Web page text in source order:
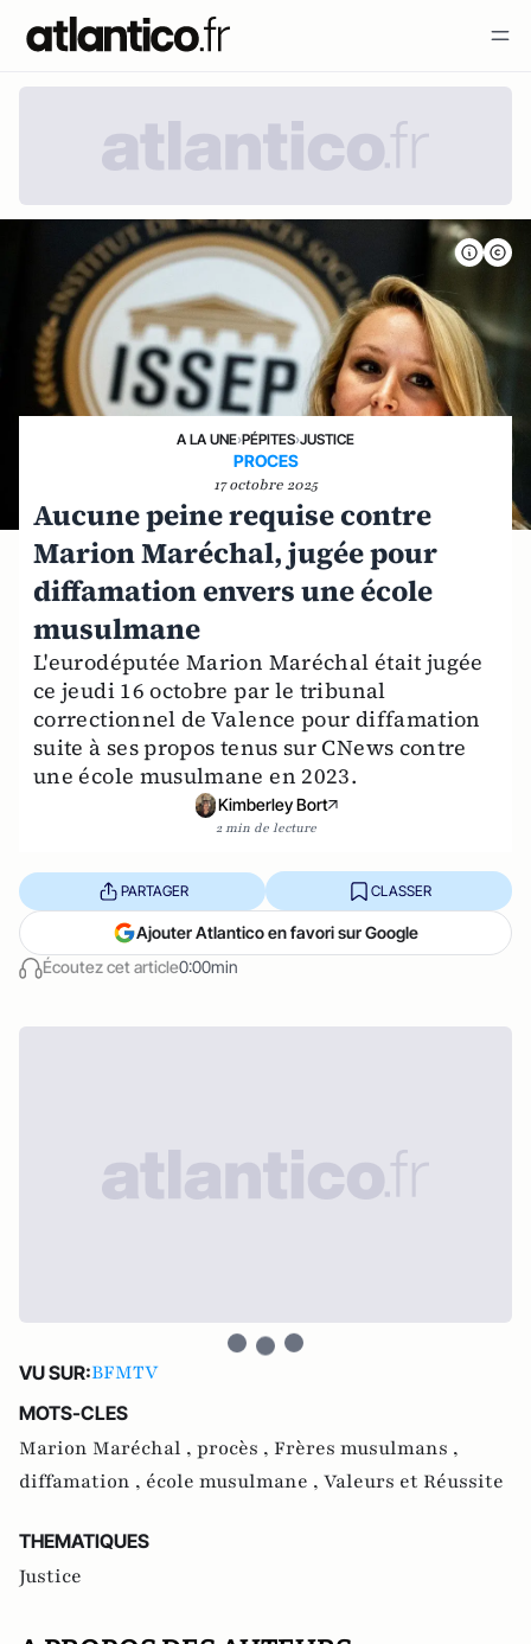
A LA UNE›PÉPITES›JUSTICE
PROCES
17 octobre 2025
Aucune peine requise contre
Marion Maréchal, jugée pour
diffamation envers une école
musulmane
L'eurodéputée Marion Maréchal était jugée
ce jeudi 16 octobre par le tribunal
correctionnel de Valence pour diffamation
suite à ses propos tenus sur CNews contre
une école musulmane en 2023.
Kimberley Bort
2 min de lecture
Écoutez cet article0:00min
PARTAGER CLASSER
Ajouter Atlantico en favori sur Google
VU SUR:BFMTV
MOTS-CLES
Marion Maréchal , procès , Frères musulmans ,
diffamation , école musulmane , Valeurs et Réussite
THEMATIQUES
Justice